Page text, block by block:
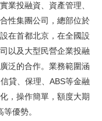
業投融資、資產管理、
性集團公司，總部位於
在首都北京，在全國設
以及大型民營企業投融
泛的合作。業務範圍涵
貸、保理、ABS等金融
，操作簡單，額度大期
優勢。